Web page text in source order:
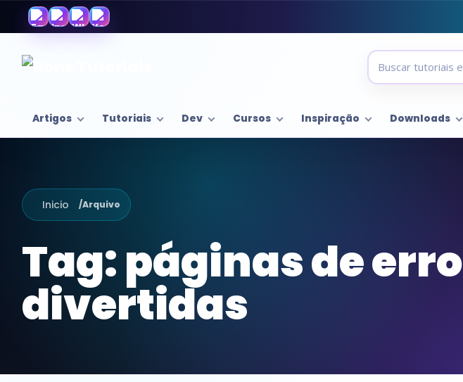
Artigos Tutoriais Dev Cursos Inspiração Downloads
Inicio /Arquivo
Tag:páginas de erro
divertidas